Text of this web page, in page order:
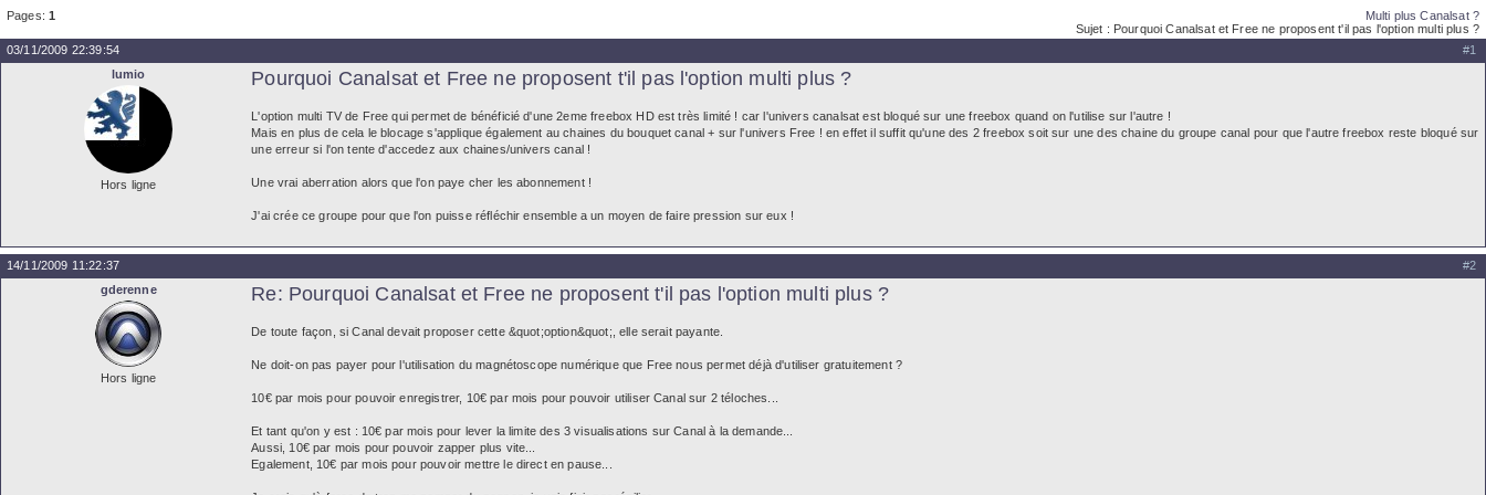
Pages:1
Multi plus Canalsat ?
Sujet : Pourquoi Canalsat et Free ne proposent t'il pas l'option multi plus ?
#1
03/11/2009 22:39:54
lumio
Hors ligne
Pourquoi Canalsat et Free ne proposent t'il pas l'option multi plus ?
L'option multi TV de Free qui permet de bénéficié d'une 2eme freebox HD est très limité ! car l'univers canalsat est bloqué sur une freebox quand on l'utilise sur l'autre !
Mais en plus de cela le blocage s'applique également au chaines du bouquet canal + sur l'univers Free ! en effet il suffit qu'une des 2 freebox soit sur une des chaine du groupe canal pour que l'autre freebox reste bloqué sur
une erreur si l'on tente d'accedez aux chaines/univers canal !
Une vrai aberration alors que l'on paye cher les abonnement !
J'ai crée ce groupe pour que l'on puisse réfléchir ensemble a un moyen de faire pression sur eux !
#2
14/11/2009 11:22:37
gderenne
Hors ligne
Re: Pourquoi Canalsat et Free ne proposent t'il pas l'option multi plus ?
De toute façon, si Canal devait proposer cette &quot;option&quot;, elle serait payante.
Ne doit-on pas payer pour l'utilisation du magnétoscope numérique que Free nous permet déjà d'utiliser gratuitement ?
10€ par mois pour pouvoir enregistrer, 10€ par mois pour pouvoir utiliser Canal sur 2 téloches...
Et tant qu'on y est : 10€ par mois pour lever la limite des 3 visualisations sur Canal à la demande...
Aussi, 10€ par mois pour pouvoir zapper plus vite...
Egalement, 10€ par mois pour pouvoir mettre le direct en pause...